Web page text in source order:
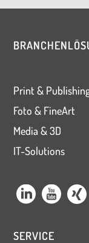
Print &
Foto & FineArt
Media & 3D
IT-Solutions
SERVICE